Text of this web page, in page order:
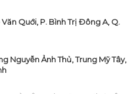
Văn Quới, P. Bình Trị Đông A, Q.
Nguyễn Ảnh Thủ, Trung Mỹ Tây,